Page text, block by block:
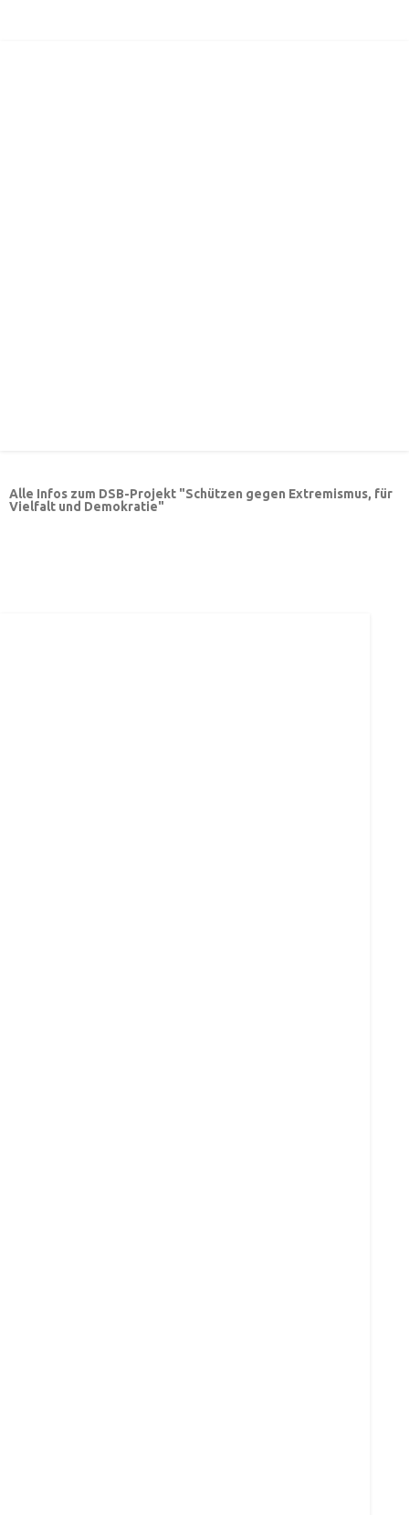
Alle Infos zum DSB-Projekt "Schützen gegen Extremismus, für
Vielfalt und Demokratie"